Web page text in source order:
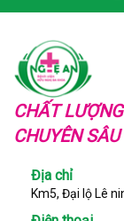
CHẤT
CHUYÊN
Địa chỉ
Km5, Đại lộ Lê